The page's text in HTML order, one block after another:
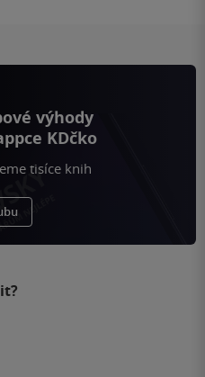
výhody
KDčko
tisíce knih